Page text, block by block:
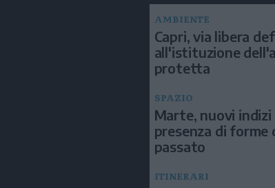
AMBIENTE
Capri, via libera
all'istituzione
protetta
SPAZIO
Marte, nuovi indizi
presenza di forme
passato
ITINERARI